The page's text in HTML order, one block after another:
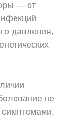
— от
давления,
не
симптомами.